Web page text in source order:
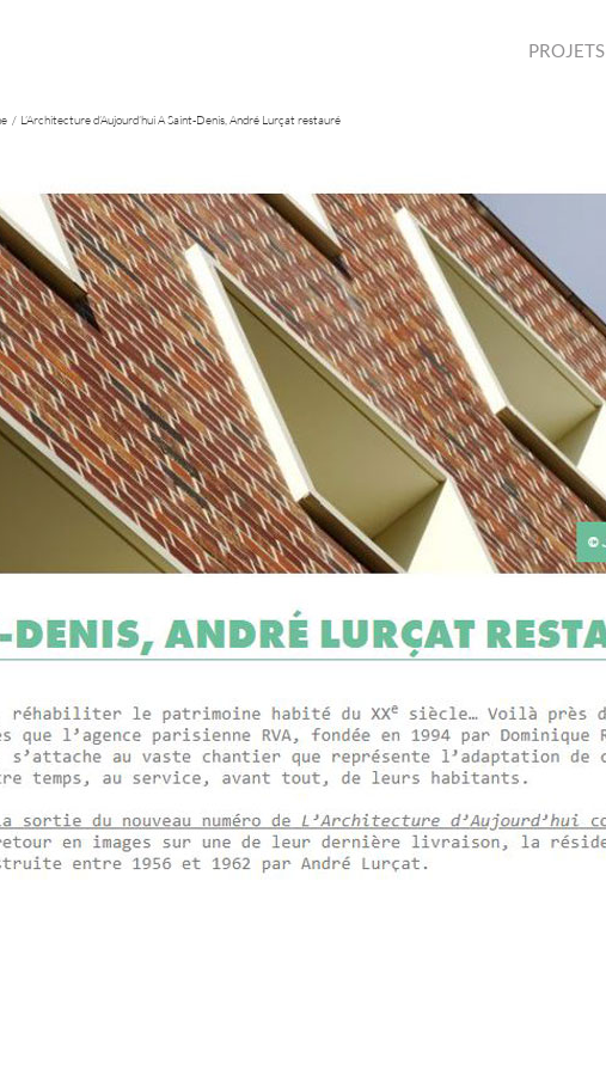
PROJETS
L’Architecture d’Aujourd’hui A Saint-Denis, André Lurçat restauré